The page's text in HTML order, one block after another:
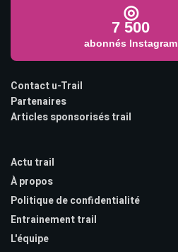
◎
7 500
abonnés Instagram
Contact u-Trail
Partenaires
Articles sponsorisés trail
Actu trail
À propos
Politique de confidentialité
Entrainement trail
L'équipe